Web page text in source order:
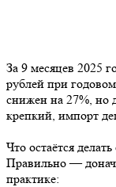
За 9 месяцев 2025
рублей при
снижен на 27%, но
крепкий, импорт
Что остаётся
Правильно —
практике: